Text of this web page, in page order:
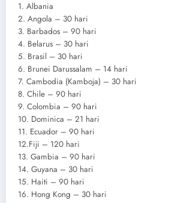
1. Albania
2. Angola – 30 hari
3. Barbados – 90 hari
4. Belarus – 30 hari
5. Brasil – 30 hari
6. Brunei Darussalam – 14 hari
7. Cambodia (Kamboja) – 30 hari
8. Chile – 90 hari
9. Colombia – 90 hari
10. Dominica – 21 hari
11. Ecuador – 90 hari
12.Fiji – 120 hari
13. Gambia – 90 hari
14. Guyana – 30 hari
15. Haiti – 90 hari
16. Hong Kong – 30 hari